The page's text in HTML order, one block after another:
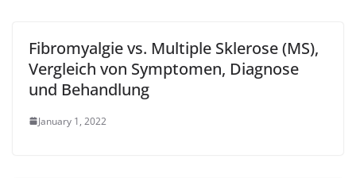
Fibromyalgie vs. Multiple Sklerose (MS),
Vergleich von Symptomen, Diagnose
und Behandlung
January 1, 2022